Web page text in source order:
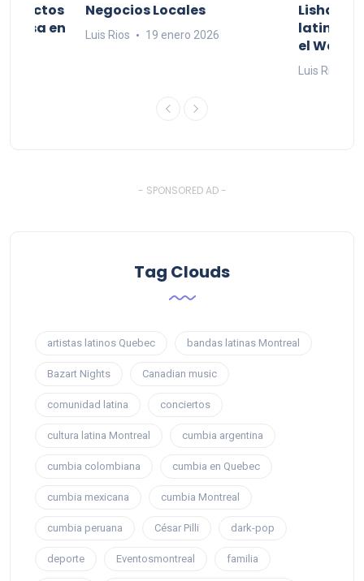
casa en
Negocios Locales
Luis Rios 19 enero 2026
Lishaam
latinos
el West
Luis Rios
- SPONSORED AD -
Tag Clouds
artistas latinos Quebec bandas latinas Montreal
Bazart Nights Canadian music
comunidad latina conciertos
cultura latina Montreal cumbia argentina
cumbia colombiana cumbia en Quebec
cumbia mexicana cumbia Montreal
cumbia peruana César Pilli dark-pop
deporte Eventosmontreal familia